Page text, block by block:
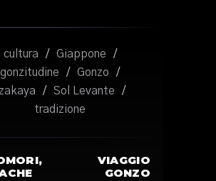
cultura / Giappone
/
gonzitudine
/ Gonzo
/
Izakaya
/ Sol Levante
/
tradizione
VIAGGIO
GONZO